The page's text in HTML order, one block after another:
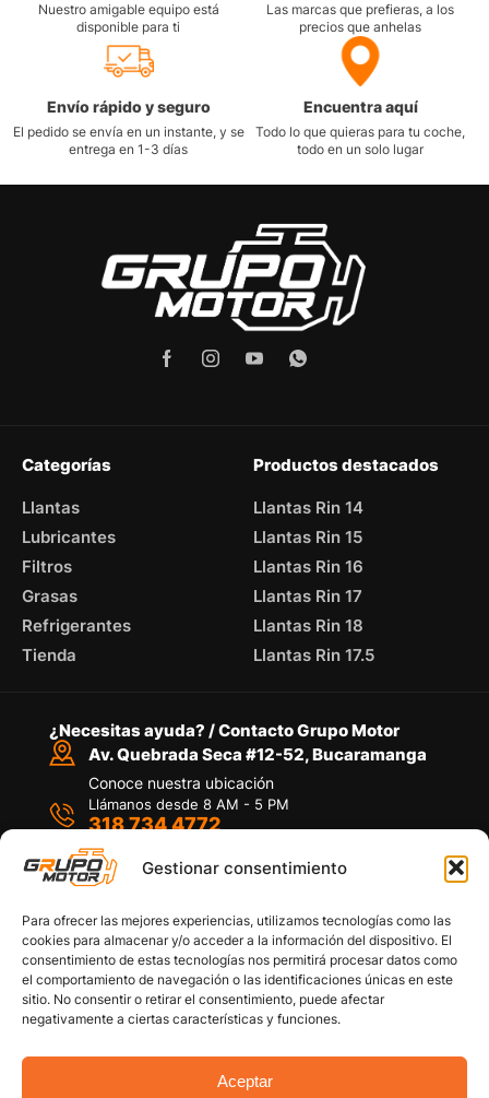
Gestionar consentimiento
Para ofrecer las mejores experiencias, utilizamos tecnologías como las
cookies para almacenar y/o acceder a la información del dispositivo. El
consentimiento de estas tecnologías nos permitirá procesar datos como
el comportamiento de navegación o las identificaciones únicas en este
sitio. No consentir o retirar el consentimiento, puede afectar
negativamente a ciertas características y funciones.
Aceptar
Nuestro amigable equipo está
disponible para ti
Las marcas que prefieras, a los
precios que anhelas
Envío rápido y seguro
El pedido se envía en un instante, y se
entrega en 1-3 días
Encuentra aquí
Todo lo que quieras para tu coche,
todo en un solo lugar
Categorías
Llantas
Lubricantes
Filtros
Grasas
Refrigerantes
Tienda
Productos destacados
Llantas Rin 14
Llantas Rin 15
Llantas Rin 16
Llantas Rin 17
Llantas Rin 18
Llantas Rin 17.5
¿Necesitas ayuda? / Contacto Grupo Motor
Av. Quebrada Seca #12-52, Bucaramanga
Conoce nuestra ubicación
Llámanos desde 8 AM - 5 PM
318 734 4772
Por medio de WhatsApp
Políticas de privacidad
Política de devoluciones y/o reembolsos
Términos y Condiciones